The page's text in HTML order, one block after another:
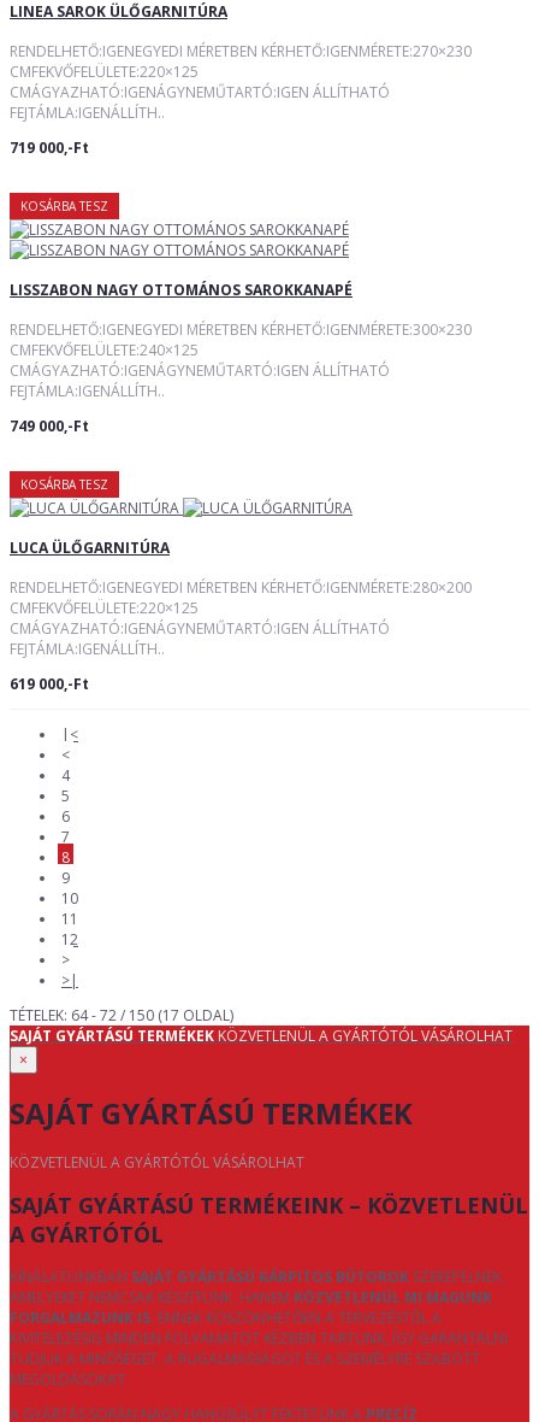
LINEA SAROK ÜLŐGARNITÚRA
RENDELHETŐ:IGENEGYEDI MÉRETBEN KÉRHETŐ:IGENMÉRETE:270×230
CMFEKVŐFELÜLETE:220×125
CMÁGYAZHATÓ:IGENÁGYNEMŰTARTÓ:IGEN ÁLLÍTHATÓ
FEJTÁMLA:IGENÁLLÍTH..
719 000,-Ft
KOSÁRBA TESZ
LISSZABON NAGY OTTOMÁNOS SAROKKANAPÉ
RENDELHETŐ:IGENEGYEDI MÉRETBEN KÉRHETŐ:IGENMÉRETE:300×230
CMFEKVŐFELÜLETE:240×125
CMÁGYAZHATÓ:IGENÁGYNEMŰTARTÓ:IGEN ÁLLÍTHATÓ
FEJTÁMLA:IGENÁLLÍTH..
749 000,-Ft
KOSÁRBA TESZ
LUCA ÜLŐGARNITÚRA
RENDELHETŐ:IGENEGYEDI MÉRETBEN KÉRHETŐ:IGENMÉRETE:280×200
CMFEKVŐFELÜLETE:220×125
CMÁGYAZHATÓ:IGENÁGYNEMŰTARTÓ:IGEN ÁLLÍTHATÓ
FEJTÁMLA:IGENÁLLÍTH..
619 000,-Ft
|<
<
4
5
6
7
8
9
10
11
12
>
>|
TÉTELEK: 64 - 72 / 150 (17 OLDAL)
SAJÁT GYÁRTÁSÚ TERMÉKEK KÖZVETLENÜL A GYÁRTÓTÓL VÁSÁROLHAT
×
SAJÁT GYÁRTÁSÚ TERMÉKEK
KÖZVETLENÜL A GYÁRTÓTÓL VÁSÁROLHAT
SAJÁT GYÁRTÁSÚ TERMÉKEINK – KÖZVETLENÜL
A GYÁRTÓTÓL
KÍNÁLATUNKBAN SAJÁT GYÁRTÁSÚ KÁRPITOS BÚTOROK SZEREPELNEK,
AMELYEKET NEMCSAK KÉSZÍTÜNK, HANEM KÖZVETLENÜL MI MAGUNK
FORGALMAZUNK IS. ENNEK KÖSZÖNHETŐEN A TERVEZÉSTŐL A
KIVITELEZÉSIG MINDEN FOLYAMATOT KÉZBEN TARTUNK, ÍGY GARANTÁLNI
TUDJUK A MINŐSÉGET, A RUGALMASSÁGOT ÉS A SZEMÉLYRE SZABOTT
MEGOLDÁSOKAT.
A GYÁRTÁS SORÁN NAGY HANGSÚLYT FEKTETÜNK A PRECÍZ